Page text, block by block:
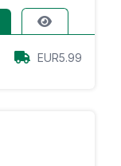
EUR5.99